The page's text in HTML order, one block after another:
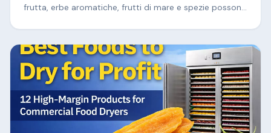
frutta, erbe aromatiche, frutti di mare e spezie possono